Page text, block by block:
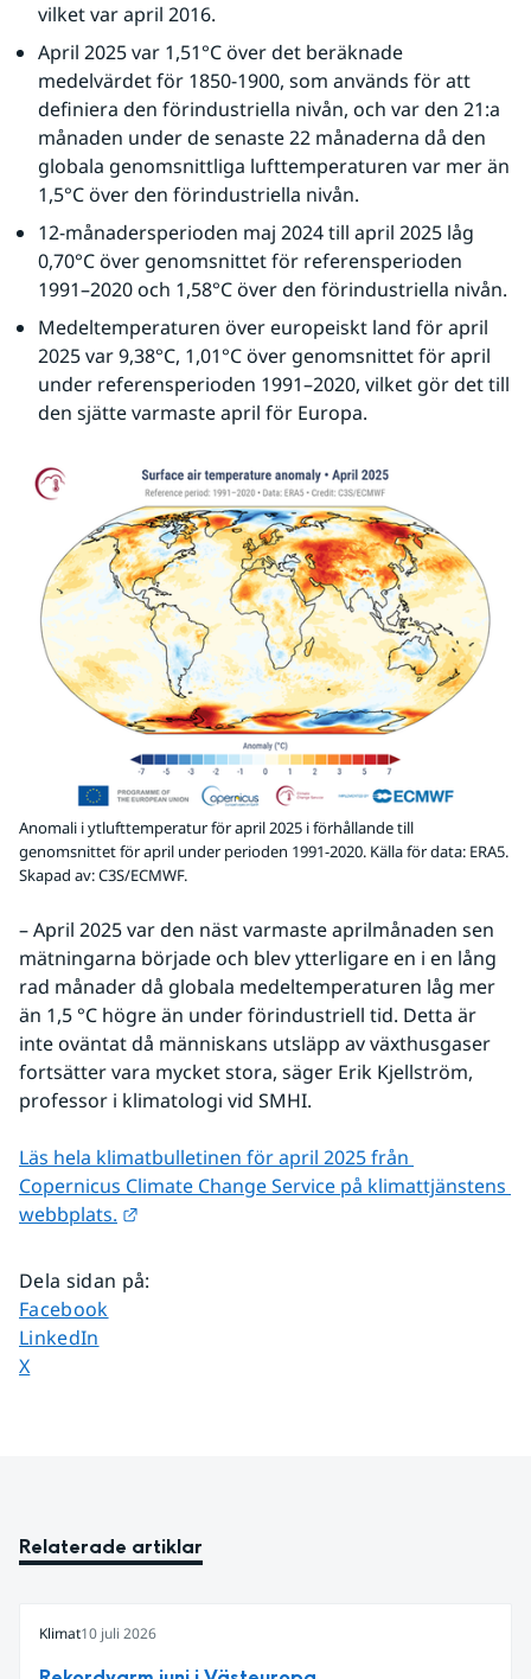
vilket var april 2016.
April 2025 var 1,51°C över det beräknade
medelvärdet för 1850-1900, som används för att
definiera den förindustriella nivån, och var den 21:a
månaden under de senaste 22 månaderna då den
globala genomsnittliga lufttemperaturen var mer än
1,5°C över den förindustriella nivån.
12-månadersperioden maj 2024 till april 2025 låg
0,70°C över genomsnittet för referensperioden
1991–2020 och 1,58°C över den förindustriella nivån.
Medeltemperaturen över europeiskt land för april
2025 var 9,38°C, 1,01°C över genomsnittet för april
under referensperioden 1991–2020, vilket gör det till
den sjätte varmaste april för Europa.
Anomali i ytlufttemperatur för april 2025 i förhållande till
genomsnittet för april under perioden 1991-2020. Källa för data: ERA5.
Skapad av: C3S/ECMWF.
– April 2025 var den näst varmaste aprilmånaden sen
mätningarna började och blev ytterligare en i en lång
rad månader då globala medeltemperaturen låg mer
än 1,5 °C högre än under förindustriell tid. Detta är
inte oväntat då människans utsläpp av växthusgaser
fortsätter vara mycket stora, säger Erik Kjellström,
professor i klimatologi vid SMHI.
Läs hela klimatbulletinen för april 2025 från
Copernicus Climate Change Service på klimattjänstens
webbplats.
Dela sidan på:
Dela sidan på
Facebook
Dela sidan på
LinkedIn
Dela sidan på
X
Relaterade artiklar
Klimat10 juli 2026